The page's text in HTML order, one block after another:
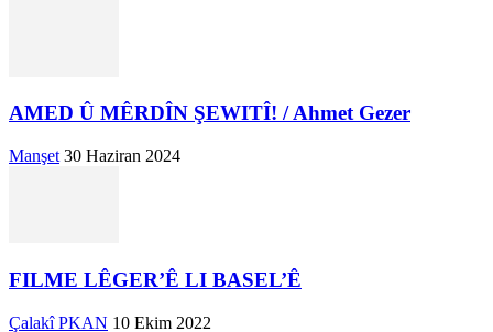
AMED Û MÊRDÎN ŞEWITÎ! / Ahmet Gezer
Manşet 30 Haziran 2024
FILME LÊGER’Ê LI BASEL’Ê
Çalakî PKAN 10 Ekim 2022